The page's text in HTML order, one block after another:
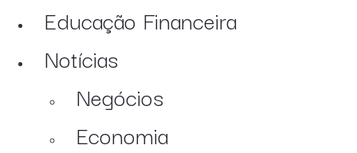
Educação Financeira
Notícias
Negócios
Economia